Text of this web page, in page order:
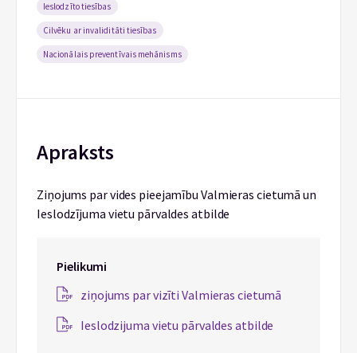
Ieslodzīto tiesības
Cilvēku ar invaliditāti tiesības
Nacionālais preventīvais mehānisms
Apraksts
Ziņojums par vides pieejamību Valmieras cietumā un
Ieslodzījuma vietu pārvaldes atbilde
Pielikumi
ziņojums par vizīti Valmieras cietumā
Ieslodzijuma vietu pārvaldes atbilde